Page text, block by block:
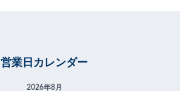
営業日カレンダー
2026年8月